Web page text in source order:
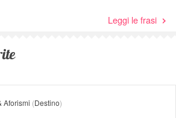
Leggi le frasi
Aforismi (Destino)